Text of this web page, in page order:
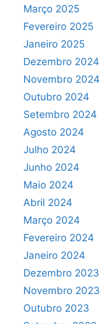
Março 2025
Fevereiro 2025
Janeiro 2025
Dezembro 2024
Novembro 2024
Outubro 2024
Setembro 2024
Agosto 2024
Julho 2024
Junho 2024
Maio 2024
Abril 2024
Março 2024
Fevereiro 2024
Janeiro 2024
Dezembro 2023
Novembro 2023
Outubro 2023